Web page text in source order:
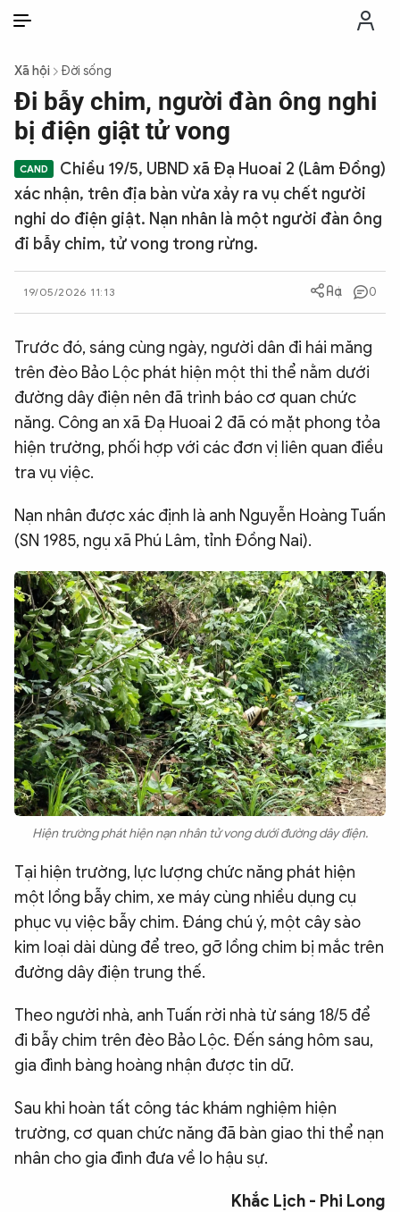
THỜI SỰ
CHỐNG DIỄN BIẾN HÒA BÌNH
CÔNG AN TRONG LÒNG DÂN
XÃ HỘI
PHÁP LUẬT
CÔNG NGHỆ
QUỐC TẾ
VĂN HÓA - THỂ THAO
BẠN ĐỌC & CAND
ĐA PHƯƠNG TIỆN
eMagazine
Podcast
Video Ảnh
Infographic
Chuyên trangAn ninh thế giớiVăn nghệ Công an
Chuyên đề
Xã hội Đời sống
Đi bẫy chim, người đàn ông nghi
bị điện giật tử vong
Chiều 19/5, UBND xã Đạ Huoai 2 (Lâm Đồng)
xác nhận, trên địa bàn vừa xảy ra vụ chết người
nghi do điện giật. Nạn nhân là một người đàn ông
đi bẫy chim, tử vong trong rừng.
19/05/2026 11:13 0
Trước đó, sáng cùng ngày, người dân đi hái măng
trên đèo Bảo Lộc phát hiện một thi thể nằm dưới
đường dây điện nên đã trình báo cơ quan chức
năng. Công an xã Đạ Huoai 2 đã có mặt phong tỏa
hiện trường, phối hợp với các đơn vị liên quan điều
tra vụ việc.
Nạn nhân được xác định là anh Nguyễn Hoàng Tuấn
(SN 1985, ngụ xã Phú Lâm, tỉnh Đồng Nai).
Hiện trường phát hiện nạn nhân tử vong dưới đường dây điện.
Tại hiện trường, lực lượng chức năng phát hiện
một lồng bẫy chim, xe máy cùng nhiều dụng cụ
phục vụ việc bẫy chim. Đáng chú ý, một cây sào
kim loại dài dùng để treo, gỡ lồng chim bị mắc trên
đường dây điện trung thế.
Theo người nhà, anh Tuấn rời nhà từ sáng 18/5 để
đi bẫy chim trên đèo Bảo Lộc. Đến sáng hôm sau,
gia đình bàng hoàng nhận được tin dữ.
Sau khi hoàn tất công tác khám nghiệm hiện
trường, cơ quan chức năng đã bàn giao thi thể nạn
nhân cho gia đình đưa về lo hậu sự.
Khắc Lịch - Phi Long